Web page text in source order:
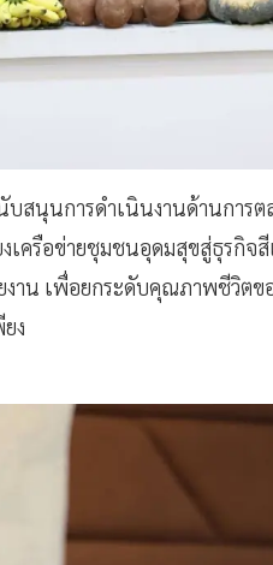
สนุนการดำเนินงานด้านการต
เครือข่ายชุมชนอุดมสุขสู่ธุรกิจ
าน เพื่อยกระดับคุณภาพชีวิตข
ง